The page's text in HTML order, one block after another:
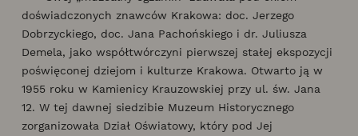
doświadczonych znawców Krakowa: doc. Jerzego
Dobrzyckiego, doc. Jana Pachońskiego i dr. Juliusza
Demela, jako współtwórczyni pierwszej stałej ekspozycji
poświęconej dziejom i kulturze Krakowa. Otwarto ją w
1955 roku w Kamienicy Krauzowskiej przy ul. św. Jana
12. W tej dawnej siedzibie Muzeum Historycznego
zorganizowała Dział Oświatowy, który pod Jej